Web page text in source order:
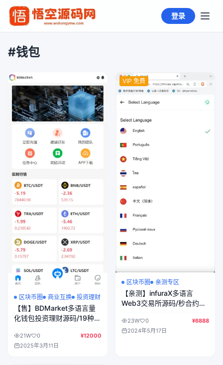
登录
#钱包
区块币圈 商业互换 投资理财
【售】BDMarket多语言量
化钱包投资理财源码/19种语
据+谷歌验证器+完整代理/
前端uniapp纯源码+后端
21W 0
¥12000
2025年3月11日
VIP 免费
区块币圈 亲测专区
【亲测】infuraX多语言
Web3交易所源码/秒合约交
+DeFi挖矿+质押挖矿
+USDT借贷+USDT理财+Ai
23W 0
¥6888
2024年5月17日